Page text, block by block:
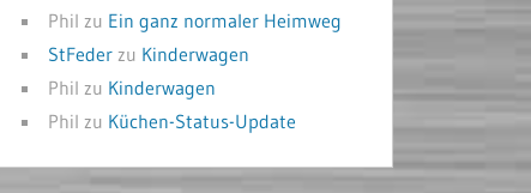
Phil zu Ein ganz normaler Heimweg
StFeder zu Kinderwagen
Phil zu Kinderwagen
Phil zu Küchen-Status-Update